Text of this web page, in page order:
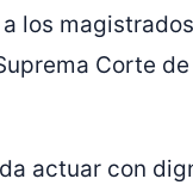
los
Corte
actuar con